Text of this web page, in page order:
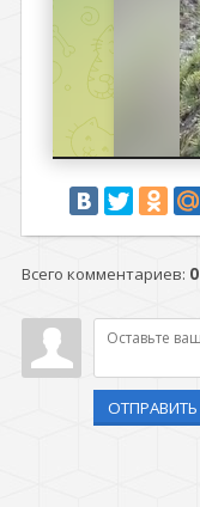
Всего комментариев: 0
ОТПРАВИТЬ